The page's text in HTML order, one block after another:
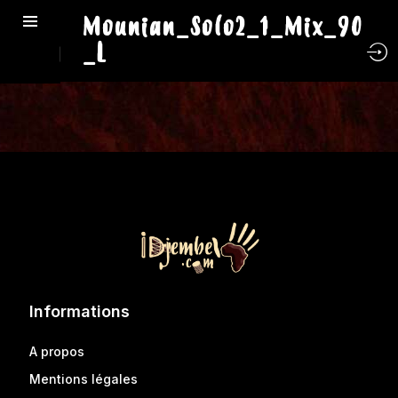
Mounian_Solo2_1_Mix_90
_L
Informations
A propos
Mentions légales